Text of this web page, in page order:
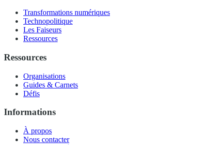
Transformations numériques
Technopolitique
Les Faiseurs
Ressources
Ressources
Organisations
Guides & Carnets
Défis
Informations
À propos
Nous contacter